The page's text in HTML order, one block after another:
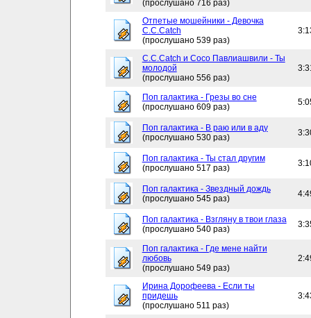
(прослушано 716 раз)
Отпетые мошейники - Девочка
C.C.Catch
(прослушано 539 раз)
C.C.Catch и Сосо Павлиашвили - Ты
молодой
(прослушано 556 раз)
Поп галактика - Грезы во сне
(прослушано 609 раз)
Поп галактика - В раю или в аду
(прослушано 530 раз)
Поп галактика - Ты стал другим
(прослушано 517 раз)
Поп галактика - Звездный дождь
(прослушано 545 раз)
Поп галактика - Взгляну в твои глаза
(прослушано 540 раз)
Поп галактика - Где мене найти
любовь
(прослушано 549 раз)
Ирина Дорофеева - Если ты
придешь
(прослушано 511 раз)